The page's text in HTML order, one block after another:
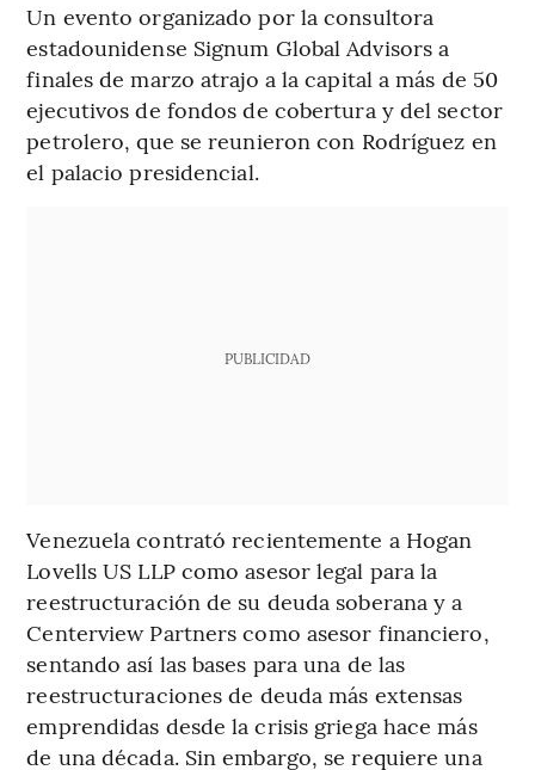
Un evento organizado por la consultora
estadounidense Signum Global Advisors a
finales de marzo atrajo a la capital a más de 50
ejecutivos de fondos de cobertura y del sector
petrolero, que se reunieron con Rodríguez en
el palacio presidencial.
PUBLICIDAD
Venezuela contrató recientemente a Hogan
Lovells US LLP como asesor legal para la
reestructuración de su deuda soberana y a
Centerview Partners como asesor financiero,
sentando así las bases para una de las
reestructuraciones de deuda más extensas
emprendidas desde la crisis griega hace más
de una década. Sin embargo, se requiere una